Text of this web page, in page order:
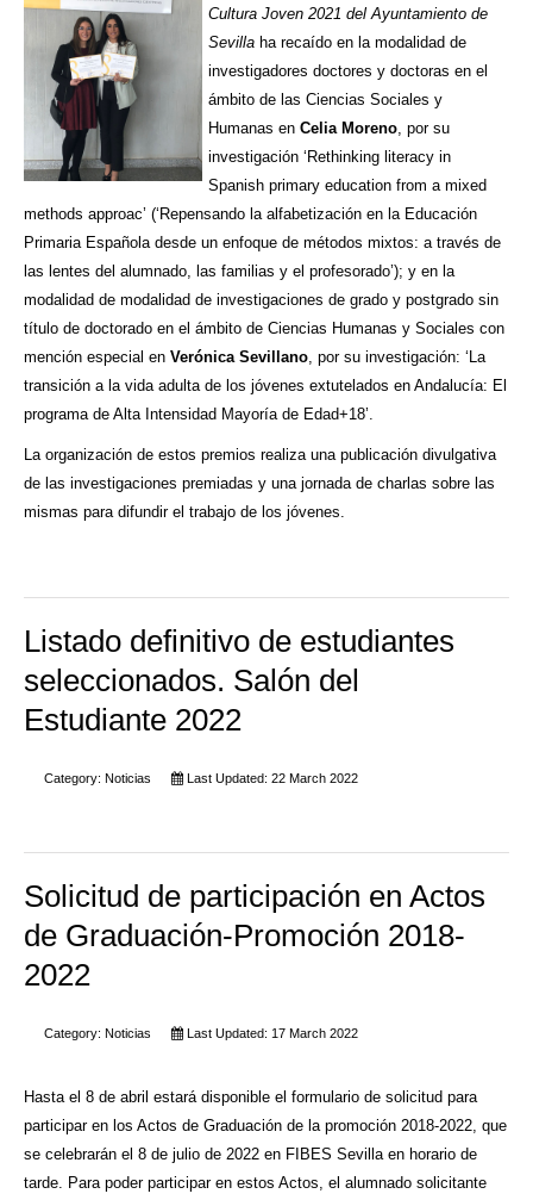
Cultura Joven 2021 del Ayuntamiento de
Sevilla ha recaído en la modalidad de
investigadores doctores y doctoras en el
ámbito de las Ciencias Sociales y
Humanas en Celia Moreno , por su
investigación ‘Rethinking literacy in
Spanish primary education from a mixed
methods approac’ (‘Repensando la alfabetización en la Educación
Primaria Española desde un enfoque de métodos mixtos: a través de
las lentes del alumnado, las familias y el profesorado’); y en la
modalidad de modalidad de investigaciones de grado y postgrado sin
título de doctorado en el ámbito de Ciencias Humanas y Sociales con
mención especial en Verónica Sevillano , por su investigación: ‘La
transición a la vida adulta de los jóvenes extutelados en Andalucía: El
programa de Alta Intensidad Mayoría de Edad+18’.
La organización de estos premios realiza una publicación divulgativa
de las investigaciones premiadas y una jornada de charlas sobre las
mismas para difundir el trabajo de los jóvenes.
Listado definitivo de estudiantes
seleccionados. Salón del
Estudiante 2022
Category: Noticias Last Updated: 22 March 2022
Solicitud de participación en Actos
de Graduación-Promoción 2018-
2022
Category: Noticias Last Updated: 17 March 2022
Hasta el 8 de abril estará disponible el formulario de solicitud para
participar en los Actos de Graduación de la promoción 2018-2022, que
se celebrarán el 8 de julio de 2022 en FIBES Sevilla en horario de
tarde. Para poder participar en estos Actos, el alumnado solicitante